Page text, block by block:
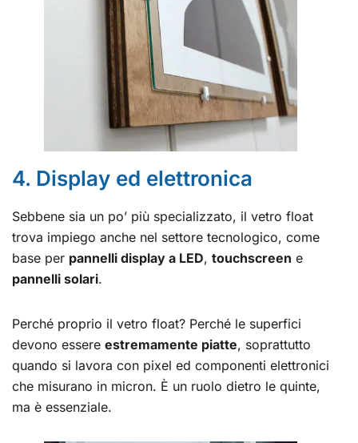
4. Display ed elettronica
Sebbene sia un po’ più specializzato, il vetro float
trova impiego anche nel settore tecnologico, come
base per pannelli display a LED, touchscreen e
pannelli solari.
Perché proprio il vetro float? Perché le superfici
devono essere estremamente piatte, soprattutto
quando si lavora con pixel ed componenti elettronici
che misurano in micron. È un ruolo dietro le quinte,
ma è essenziale.